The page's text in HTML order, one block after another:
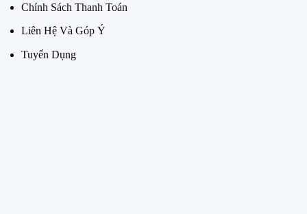
Chính Sách Thanh Toán
Liên Hệ Và Góp Ý
Tuyển Dụng